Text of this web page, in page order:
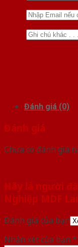
Đánh giá (0)
Đánh giá
Chưa có đánh giá
Hãy là người
Nghiệp MDF
Đánh giá của bạn
Nhận xét của bạn *